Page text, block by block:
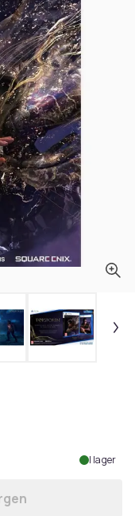
I lager
Försagt PS5-spel i